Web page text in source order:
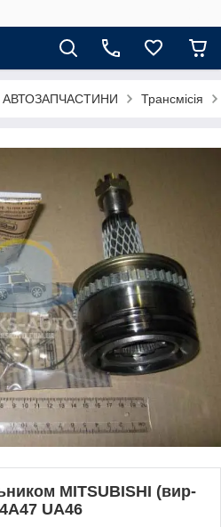
АВТОЗАПЧАСТИНИ Трансмісія
MITSUBISHI (вир-
UA46